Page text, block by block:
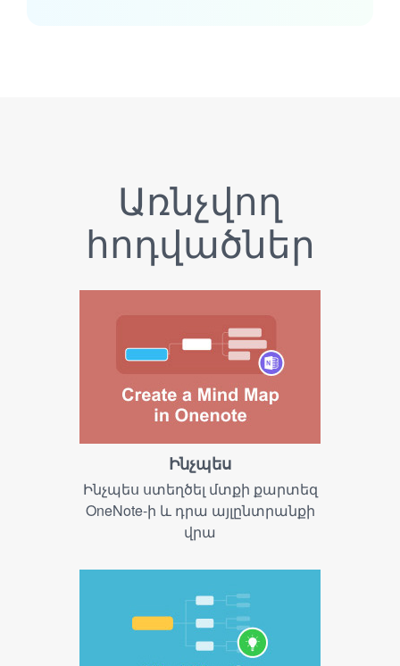
Առնչվող
հոդվածներ
Ինչպես
Ինչպես ստեղծել մտքի քարտեզ
OneNote-ի և դրա այլընտրանքի
վրա